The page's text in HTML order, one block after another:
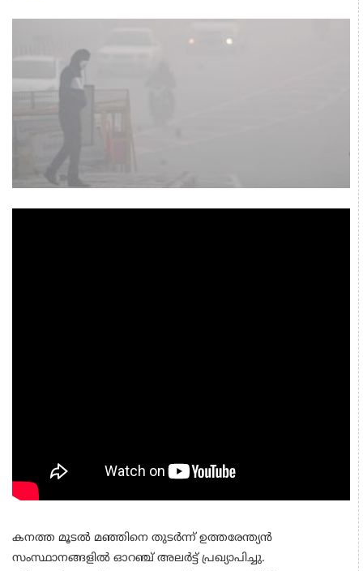
കനത്ത മൂടല്‍ മഞ്ഞിനെ തുടര്‍ന്ന് ഉത്തരേന്ത്യന്‍
സംസ്ഥാനങ്ങളില്‍ ഓറഞ്ച് അലര്‍ട്ട് പ്രഖ്യാപിച്ചു.